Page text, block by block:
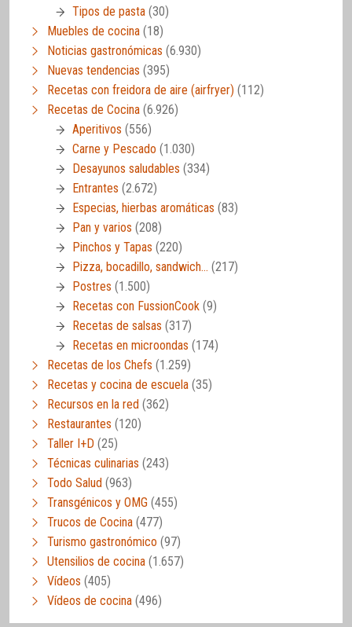
Tipos de pasta (30)
Muebles de cocina (18)
Noticias gastronómicas (6.930)
Nuevas tendencias (395)
Recetas con freidora de aire (airfryer) (112)
Recetas de Cocina (6.926)
Aperitivos (556)
Carne y Pescado (1.030)
Desayunos saludables (334)
Entrantes (2.672)
Especias, hierbas aromáticas (83)
Pan y varios (208)
Pinchos y Tapas (220)
Pizza, bocadillo, sandwich… (217)
Postres (1.500)
Recetas con FussionCook (9)
Recetas de salsas (317)
Recetas en microondas (174)
Recetas de los Chefs (1.259)
Recetas y cocina de escuela (35)
Recursos en la red (362)
Restaurantes (120)
Taller I+D (25)
Técnicas culinarias (243)
Todo Salud (963)
Transgénicos y OMG (455)
Trucos de Cocina (477)
Turismo gastronómico (97)
Utensilios de cocina (1.657)
Vídeos (405)
Vídeos de cocina (496)